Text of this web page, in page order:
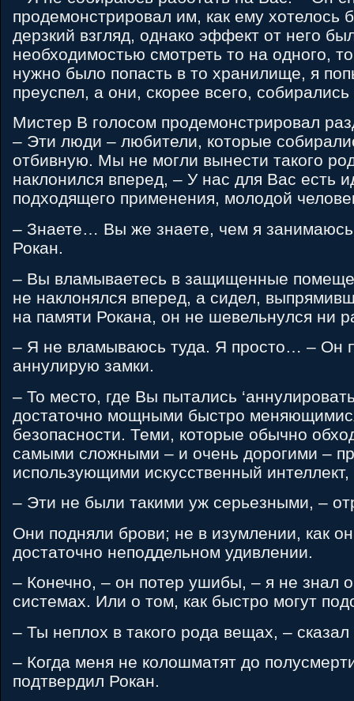
продемонстрировал им, как ему хотелось
дерзкий взгляд, однако эффект от него
необходимостью смотреть то на одного,
нужно было попасть в то хранилище, я
преуспел, а они, скорее всего,
Мистер B голосом продемонстрировал
– Эти люди – любители, которые
отбивную. Мы не могли вынести такого
наклонился вперед, – У нас для Вас есть
подходящего применения, молодой
– Знаете… Вы же знаете, чем я
Рокан.
– Вы вламываетесь в защищенные
не наклонялся вперед, а сидел,
на памяти Рокана, он не шевельнулся ни
– Я не вламываюсь туда. Я просто… – Он
аннулирую замки.
– То место, где Вы пытались
достаточно мощными быстро
безопасности. Теми, которые обычно
самыми сложными – и очень дорогими –
использующими искусственный интеллект,
– Эти не были такими уж серьезными, –
Они подняли брови; не в изумлении, как
достаточно неподдельном удивлении.
– Конечно, – он потер ушибы, – я не знал
системах. Или о том, как быстро могут
– Ты неплох в такого рода вещах, – сказал
– Когда меня не колошматят до
подтвердил Рокан.